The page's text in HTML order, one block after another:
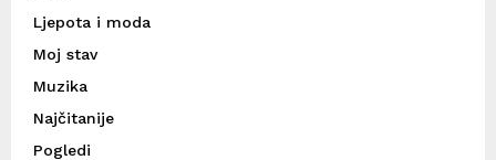
Ljepota i moda
Moj stav
Muzika
Najčitanije
Pogledi